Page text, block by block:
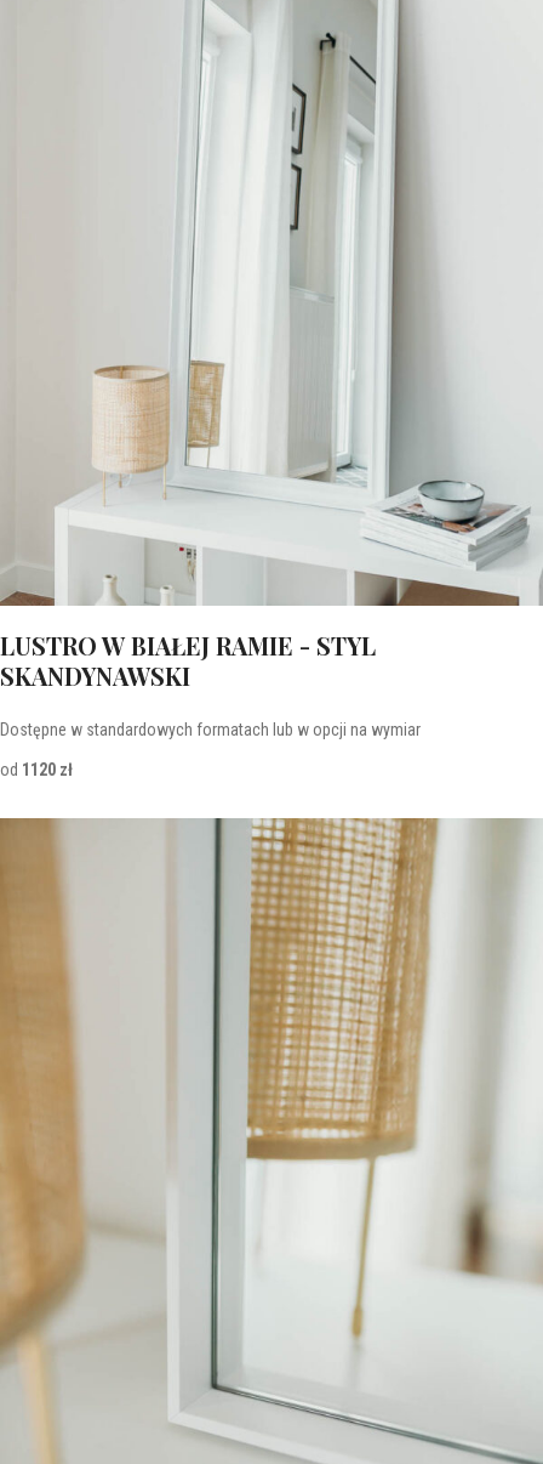
LUSTRO W BIAŁEJ RAMIE - STYL
SKANDYNAWSKI
Dostępne w standardowych formatach lub w opcji na wymiar
od 1120 zł